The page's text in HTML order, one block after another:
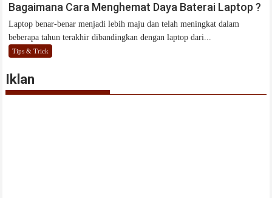
Bagaimana Cara Menghemat Daya Baterai Laptop ?
Laptop benar-benar menjadi lebih maju dan telah meningkat dalam
beberapa tahun terakhir dibandingkan dengan laptop dari...
Tips & Trick
Iklan